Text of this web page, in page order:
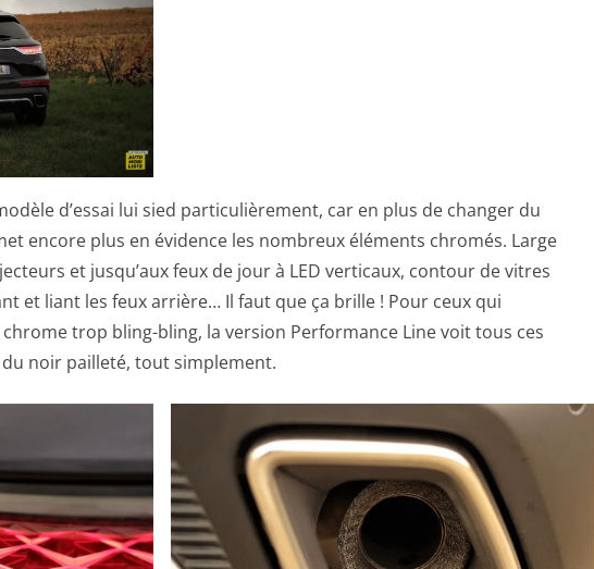
d’essai lui sied particulièrement, car en plus de changer du
encore plus en évidence les nombreux éléments chromés. Large
et jusqu’aux feux de jour à LED verticaux, contour de vitres
et liant les feux arrière… Il faut que ça brille ! Pour ceux qui
trop bling-bling, la version Performance Line voit tous ces
noir pailleté, tout simplement.